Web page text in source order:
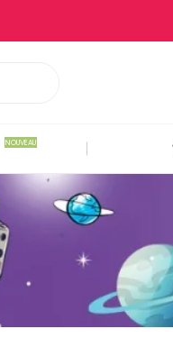
NOUVEAU